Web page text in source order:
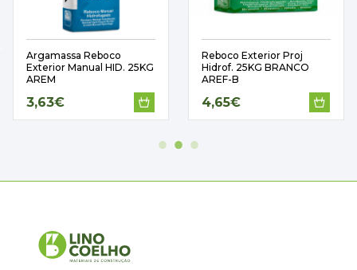
Argamassa Reboco
Exterior Manual HID. 25KG
AREM
3,63€
Reboco Exterior Proj
Hidrof. 25KG BRANCO
AREF-B
4,65€